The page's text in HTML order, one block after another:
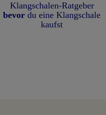
Klangschalen-Ratgeber
bevor du eine Klangschale
kaufst